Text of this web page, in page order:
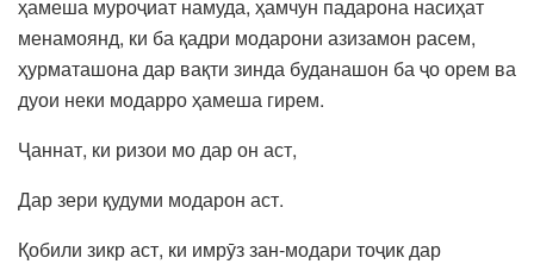
ҳамеша муроҷиат намуда, ҳамчун падарона насиҳат
менамоянд, ки ба қадри модарони азизамон расем,
ҳурматашона дар вақти зинда буданашон ба ҷо орем ва
дуои неки модарро ҳамеша гирем.
Ҷаннат, ки ризои мо дар он аст,
Дар зери қудуми модарон аст.
Қобили зикр аст, ки имрӯз зан-модари тоҷик дар